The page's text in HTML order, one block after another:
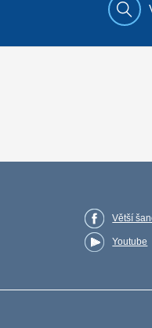
Větší
Youtube